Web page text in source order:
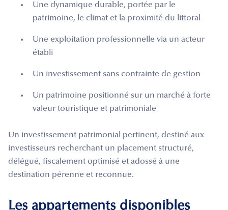
Une dynamique durable, portée par le
patrimoine, le climat et la proximité du littoral
Une exploitation professionnelle via un acteur
établi
Un investissement sans contrainte de gestion
Un patrimoine positionné sur un marché à forte
valeur touristique et patrimoniale
Un investissement patrimonial pertinent, destiné aux
investisseurs recherchant un placement structuré,
délégué, fiscalement optimisé et adossé à une
destination pérenne et reconnue.
Les appartements disponibles